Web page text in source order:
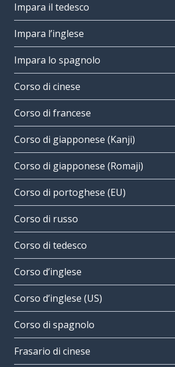
Impara il tedesco
Impara l’inglese
Impara lo spagnolo
Corso di cinese
Corso di francese
Corso di giapponese (Kanji)
Corso di giapponese (Romaji)
Corso di portoghese (EU)
Corso di russo
Corso di tedesco
Corso d’inglese
Corso d’inglese (US)
Corso di spagnolo
Frasario di cinese